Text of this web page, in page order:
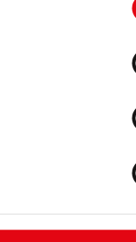
in Ihren
als
inne und